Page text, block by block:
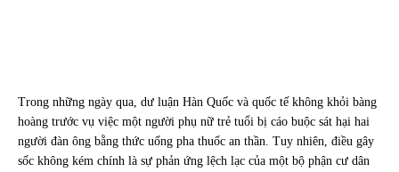
Trong những ngày qua, dư luận Hàn Quốc và quốc tế không khỏi bàng
hoàng trước vụ việc một người phụ nữ trẻ tuổi bị cáo buộc sát hại hai
người đàn ông bằng thức uống pha thuốc an thần. Tuy nhiên, điều gây
sốc không kém chính là sự phản ứng lệch lạc của một bộ phận cư dân